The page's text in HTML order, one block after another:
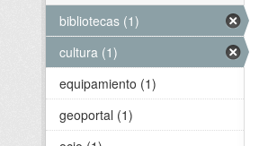
bibliotecas (1)
cultura (1)
equipamiento (1)
geoportal (1)